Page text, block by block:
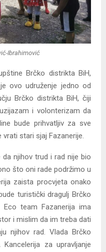
Ibrahimović
Brčko distrikta BiH,
ovo udruženje jedno od
Brčko distrikta BiH, čiji
i volonterizam da
bude prihvatljiv za sve
stari sjaj Fazanerije.
da njihov trud i rad nije bio
što oni rade podržimo u
zaista procvjeta onako
turistički dragulj Brčko
Eco team Fazanerija ima
i mislim da im treba dati
njihov rad. Vlada Brčko
za upravljanje